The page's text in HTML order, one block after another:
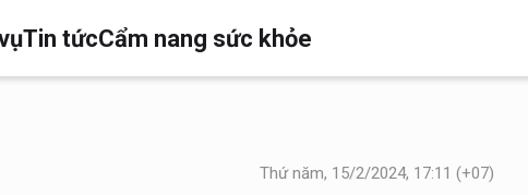
Tin tứcCẩm nang sức khỏe
Thứ năm, 15/2/2024, 17:11 (+07)